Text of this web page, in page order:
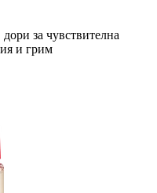
за чувствителна
и грим